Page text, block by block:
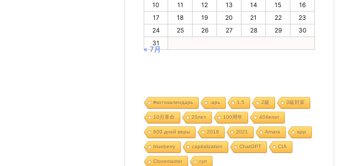
10
11 12 13 14 15
16
17
18 19 20 21 22
23
24
25 26 27 28 29
30
31
« 7月
#котокалендарь -арь 1.5 2級 3級対策
10月革命 20лет 100周年 404error
600 дней веры 2018 2021 Amara app
blueberry capitalization ChatGPT CIA
Clozemaster cуп